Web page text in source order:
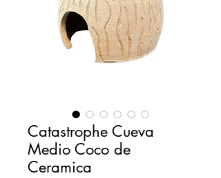
Catastrophe Cueva
Medio Coco de
Ceramica